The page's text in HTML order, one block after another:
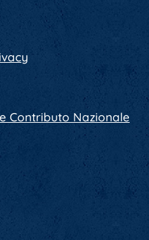
Contributo Nazionale